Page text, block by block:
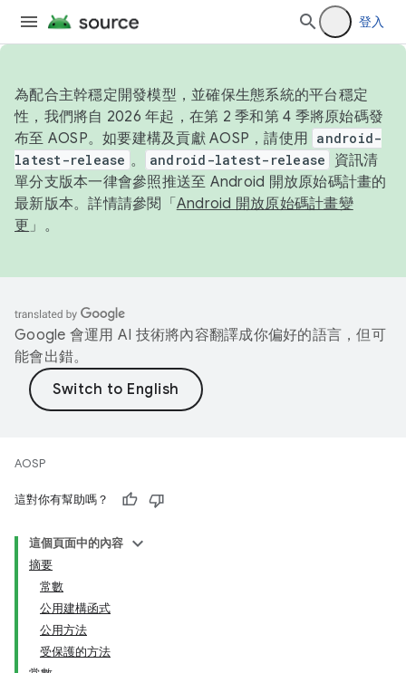
登入
為配合主幹穩定開發模型，並確保生態系統的平台穩定
性，我們將自 2026 年起，在第 2 季和第 4 季將原始碼發
布至 AOSP。如要建構及貢獻 AOSP，請使用 android-
latest-release 。 android-latest-release
資訊清
單分支版本一律會參照推送至 Android 開放原始碼計畫的
最新版本。詳情請參閱「 Android 開放原始碼計畫變
更 」。
Google 會運用 AI 技術將內容翻譯成你偏好的語言，但可
能會出錯。
AOSP
這對你有幫助嗎？
這個頁面中的內容
摘要
常數
公用建構函式
公用方法
受保護的方法